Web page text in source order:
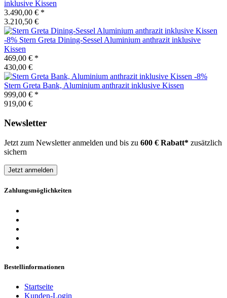
inklusive Kissen
3.490,00 € *
3.210,50 €
-8% Stern Greta Dining-Sessel Aluminium anthrazit inklusive
Kissen
469,00 € *
430,00 €
-8%
Stern Greta Bank, Aluminium anthrazit inklusive Kissen
999,00 € *
919,00 €
Newsletter
Jetzt zum Newsletter anmelden und bis zu 600 € Rabatt* zusätzlich
sichern
Jetzt anmelden
Zahlungsmöglichkeiten
Bestellinformationen
Startseite
Kunden-Login